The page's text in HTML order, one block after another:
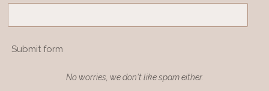
Submit form
No worries, we don't like spam either.